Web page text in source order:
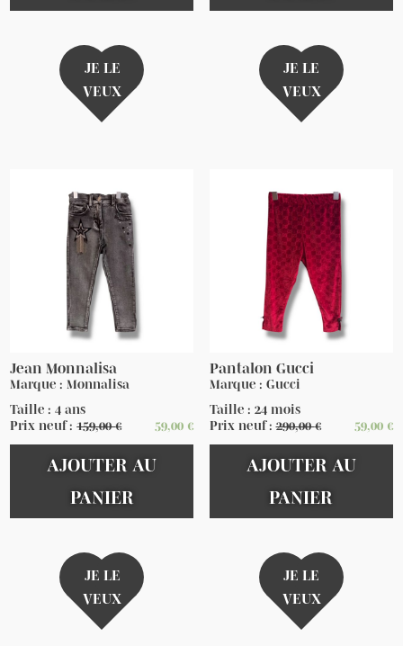
JE LE
VEUX
JE LE
VEUX
Jean Monnalisa
Marque : Monnalisa
Taille : 4 ans
Prix neuf :159,00€ 59,00 €
AJOUTER AU
PANIER
JE LE
VEUX
Pantalon Gucci
Marque : Gucci
Taille : 24 mois
Prix neuf :290,00€ 59,00 €
AJOUTER AU
PANIER
JE LE
VEUX